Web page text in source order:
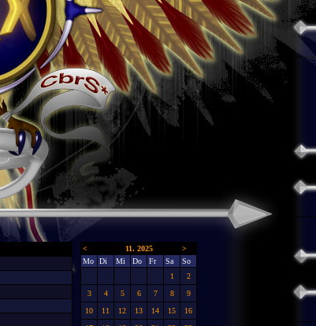
< 11. 2025
>
Mo
Di Mi Do Fr Sa
So
1
2
3
4 5 6 7 8
9
10
11 12 13 14 15
16